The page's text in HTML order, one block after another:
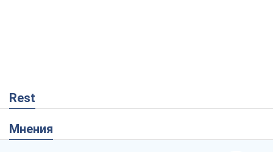
Rest
Мнения